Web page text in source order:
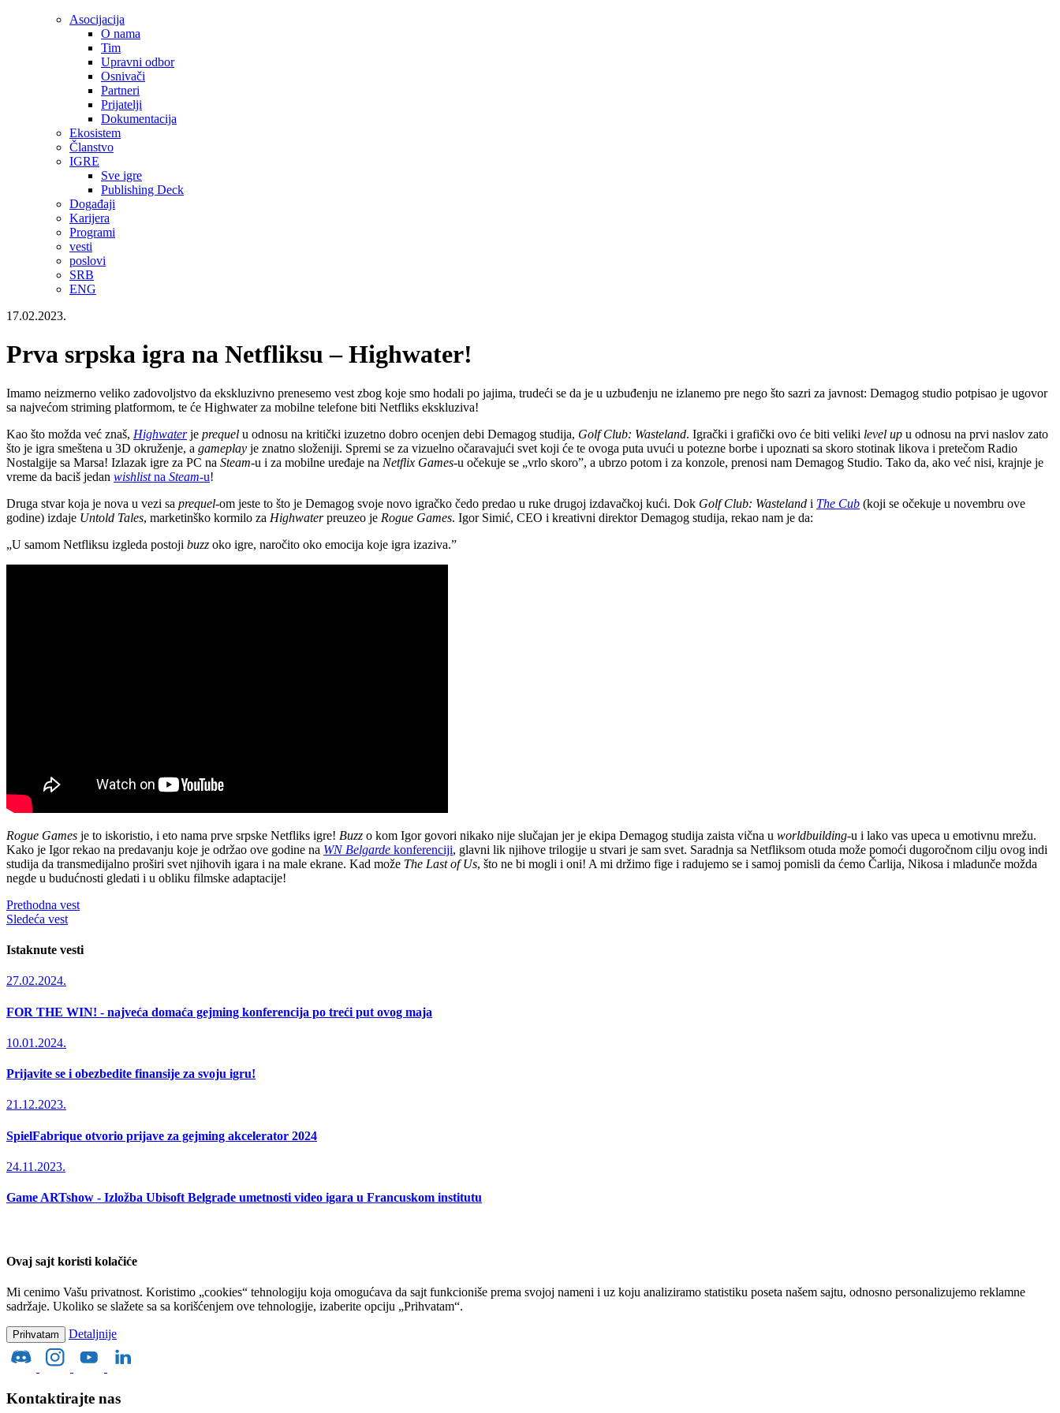
Asocijacija
O nama
Tim
Upravni odbor
Osnivači
Partneri
Prijatelji
Dokumentacija
Ekosistem
Članstvo
IGRE
Sve igre
Publishing Deck
Događaji
Karijera
Programi
vesti
poslovi
SRB
ENG
17.02.2023.
Prva srpska igra na Netfliksu – Highwater!
Imamo neizmerno veliko zadovoljstvo da ekskluzivno prenesemo vest zbog koje smo hodali po jajima, trudeći se da je u uzbuđenju ne izlanemo pre nego što sazri za javnost: Demagog studio potpisao je ugovor
sa najvećom striming platformom, te će Highwater za mobilne telefone biti Netfliks ekskluziva!
Kao što možda već znaš, Highwaterje prequel u odnosu na kritički izuzetno dobro ocenjen debi Demagog studija, Golf Club: Wasteland. Igrački i grafički ovo će biti veliki level up u odnosu na prvi naslov zato
što je igra smeštena u 3D okruženje, a gameplay je znatno složeniji. Spremi se za vizuelno očaravajući svet koji će te ovoga puta uvući u potezne borbe i upoznati sa skoro stotinak likova i pretečom Radio
Nostalgije sa Marsa! Izlazak igre za PC na Steam-u i za mobilne uređaje na Netflix Games-u očekuje se „vrlo skoro”, a ubrzo potom i za konzole, prenosi nam Demagog Studio. Tako da, ako već nisi, krajnje je
vreme da baciš jedan wishlistna Steam-u!
Druga stvar koja je nova u vezi sa prequel-om jeste to što je Demagog svoje novo igračko čedo predao u ruke drugoj izdavačkoj kući. Dok Golf Club: Wasteland i The Cub (koji se očekuje u novembru ove
godine) izdaje Untold Tales, marketinško kormilo za Highwaterpreuzeo je Rogue Games. Igor Simić, CEO i kreativni direktor Demagog studija, rekao nam je da:
„U samom Netfliksu izgleda postoji buzz oko igre, naročito oko emocija koje igra izaziva.”
Rogue Games je to iskoristio, i eto nama prve srpske Netfliks igre! Buzz o kom Igor govori nikako nije slučajan jer je ekipa Demagog studija zaista vična u worldbuilding-u i lako vas upeca u emotivnu mrežu.
Kako je Igor rekao na predavanju koje je održao ove godine na WN Belgarde konferenciji, glavni lik njihove trilogije u stvari je sam svet. Saradnja sa Netfliksom otuda može pomoći dugoročnom cilju ovog indi
studija da transmedijalno proširi svet njihovih igara i na male ekrane. Kad može The Last of Us, što ne bi mogli i oni! A mi držimo fige i radujemo se i samoj pomisli da ćemo Čarlija, Nikosa i mladunče možda
negde u budućnosti gledati i u obliku filmske adaptacije!
Prethodna vest
Sledeća vest
Istaknute vesti
27.02.2024.
FOR THE WIN! - najveća domaća gejming konferencija po treći put ovog maja
10.01.2024.
Prijavite se i obezbedite finansije za svoju igru!
21.12.2023.
SpielFabrique otvorio prijave za gejming akcelerator 2024
24.11.2023.
Game ARTshow - Izložba Ubisoft Belgrade umetnosti video igara u Francuskom institutu
Ovaj sajt koristi kolačiće
Mi cenimo Vašu privatnost. Koristimo „cookies“ tehnologiju koja omogućava da sajt funkcioniše prema svojoj nameni i uz koju analiziramo statistiku poseta našem sajtu, odnosno personalizujemo reklamne
sadržaje. Ukoliko se slažete sa sa korišćenjem ove tehnologije, izaberite opciju „Prihvatam“.
Prihvatam Detaljnije
Kontaktirajte nas